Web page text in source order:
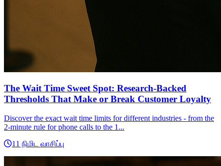
The Wait Time Sweet Spot: Research-Backed
Thresholds That Make or Break Customer Loyalty
Discover the exact wait time limits for different industries - from the
2-minute rule for phone calls to the 1...
11 நிமிட வாசிப்பு